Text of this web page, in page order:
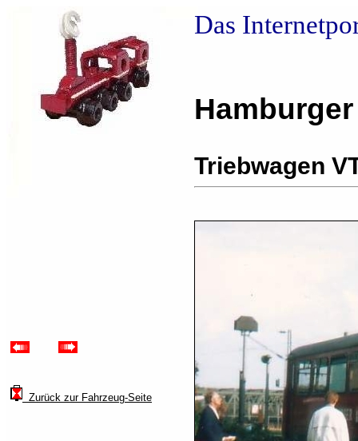
Zurück zur Fahrzeug-Seite
Das
Triebwagen